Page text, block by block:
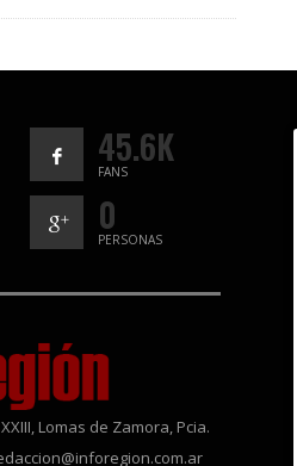
45.6K
FANS
0
PERSONAS
Lomas de Zamora, Pcia.